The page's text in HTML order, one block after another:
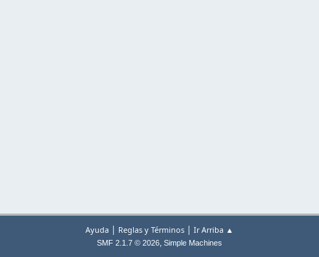
Ayuda | Reglas y Términos | Ir Arriba ▲
SMF 2.1.7 © 2026, Simple Machines